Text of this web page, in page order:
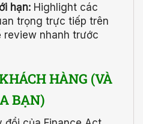
hạn: Highlight các
trọng trực tiếp trên
review nhanh trước
HÀNG (VÀ
BẠN)